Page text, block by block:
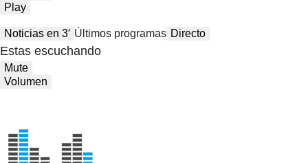
Play
Noticias en 3′ Últimos programas Directo
Estas escuchando
Mute
Volumen